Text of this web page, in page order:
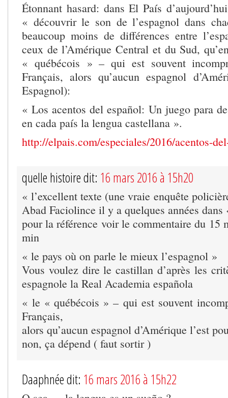
Étonnant hasard: dans El País
« découvrir le son de l’espagnol dans
beaucoup moins de différences entre
ceux de l’Amérique Central et du Sud,
« québécois » – qui est souvent
Français, alors qu’aucun espagnol
Espagnol):
« Los acentos del español: Un juego para
en cada país la lengua castellana ».
http://elpais.com/especiales/2016/acentos-
quelle histoire dit: 16 mars 2016 à 15h20
« l’excellent texte (une vraie enquête
Abad Faciolince il y a quelques années
pour la référence voir le commentaire du 15
min
« le pays où on parle le mieux l’espagnol »
Vous voulez dire le castillan d’après les
espagnole la Real Academia española
« le « québécois » – qui est souvent
Français,
alors qu’aucun espagnol d’Amérique l’est
non, ça dépend ( faut sortir )
Daaphnée dit: 16 mars 2016 à 15h22